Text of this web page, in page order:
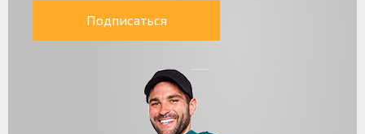
Подписаться